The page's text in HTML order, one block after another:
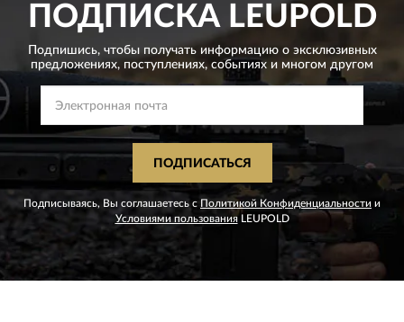
ПОДПИСКАLEUPOLD
Подпишись, чтобы получать информацию о эксклюзивных
предложениях, поступлениях, событиях и многом другом
ПОДПИСАТЬСЯ
Подписываясь, Вы соглашаетесь с Политикой Конфиденциальности и
Условиями пользованияLEUPOLD